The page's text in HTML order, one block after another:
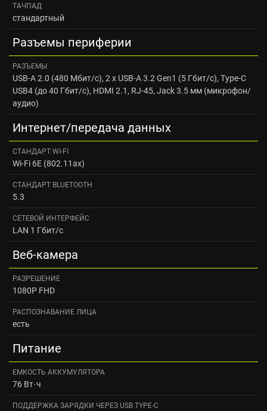
ТАЧПАД
стандартный
Разъемы периферии
РАЗЪЕМЫ
USB-A 2.0 (480 Мбит/с), 2 x USB-A 3.2 Gen1 (5 Гбит/с), Type-C
USB4 (до 40 Гбит/с), HDMI 2.1, RJ-45, Jack 3.5 мм (микрофон/
аудио)
Интернет/передача данных
CТАНДАРТ WI‑FI
Wi-Fi 6E (802.11ax)
CТАНДАРТ BLUETOOTH
5.3
СЕТЕВОЙ ИНТЕРФЕЙС
LAN 1 Гбит/с
Веб-камера
РАЗРЕШЕНИЕ
1080P FHD
РАСПОЗНАВАНИЕ ЛИЦА
есть
Питание
ЕМКОСТЬ АККУМУЛЯТОРА
76 Вт·ч
ПОДДЕРЖКА ЗАРЯДКИ ЧЕРЕЗ USB TYPE-C